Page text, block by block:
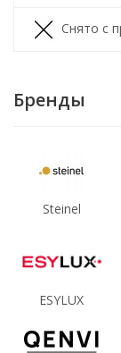
Снято с
Бренды
Steinel
ESYLUX